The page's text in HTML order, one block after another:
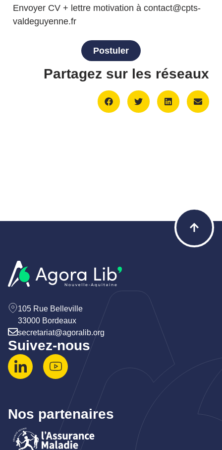
Envoyer CV + lettre motivation à contact@cpts-
valdeguyenne.fr
Postuler
Partagez sur les réseaux
105 Rue Belleville
33000 Bordeaux
secretariat@agoralib.org
Suivez-nous
Nos partenaires